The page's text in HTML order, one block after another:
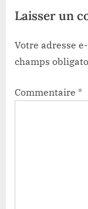
s
:
Laisser un
Votre adresse
champs
Commentaire *